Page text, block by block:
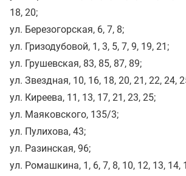
18, 20;
ул. Березогорская, 6, 7, 8;
ул. Гризодубовой, 1, 3, 5, 7, 9, 19, 21;
ул. Грушевская, 83, 85, 87, 89;
ул. Звездная, 10, 16, 18, 20, 21, 22, 24,
ул. Киреева, 11, 13, 17, 21, 23, 25;
ул. Маяковского, 135/3;
ул. Пулихова, 43;
ул. Разинская, 96;
ул. Ромашкина, 1, 6, 7, 8, 10, 12, 13, 14,